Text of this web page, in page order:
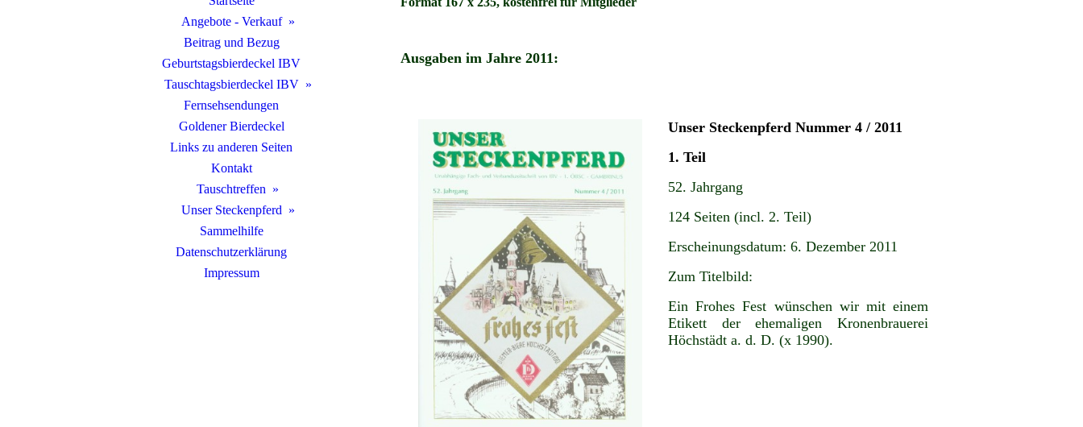
Angebote - Verkauf
Beitrag und Bezug
Geburtstagsbierdeckel IBV
Tauschtagsbierdeckel IBV
Fernsehsendungen
Goldener Bierdeckel
Links zu anderen Seiten
Kontakt
Tauschtreffen
Unser Steckenpferd
Sammelhilfe
Datenschutzerklärung
Impressum
Ausgaben im Jahre 2011:
Unser Steckenpferd Nummer 4 / 2011
1. Teil
52. Jahrgang
124 Seiten (incl. 2. Teil)
Erscheinungsdatum: 6. Dezember 2011
Zum Titelbild:
Ein Frohes Fest wünschen wir mit einem
Etikett der ehemaligen Kronenbrauerei
Höchstädt a. d. D. (x 1990).